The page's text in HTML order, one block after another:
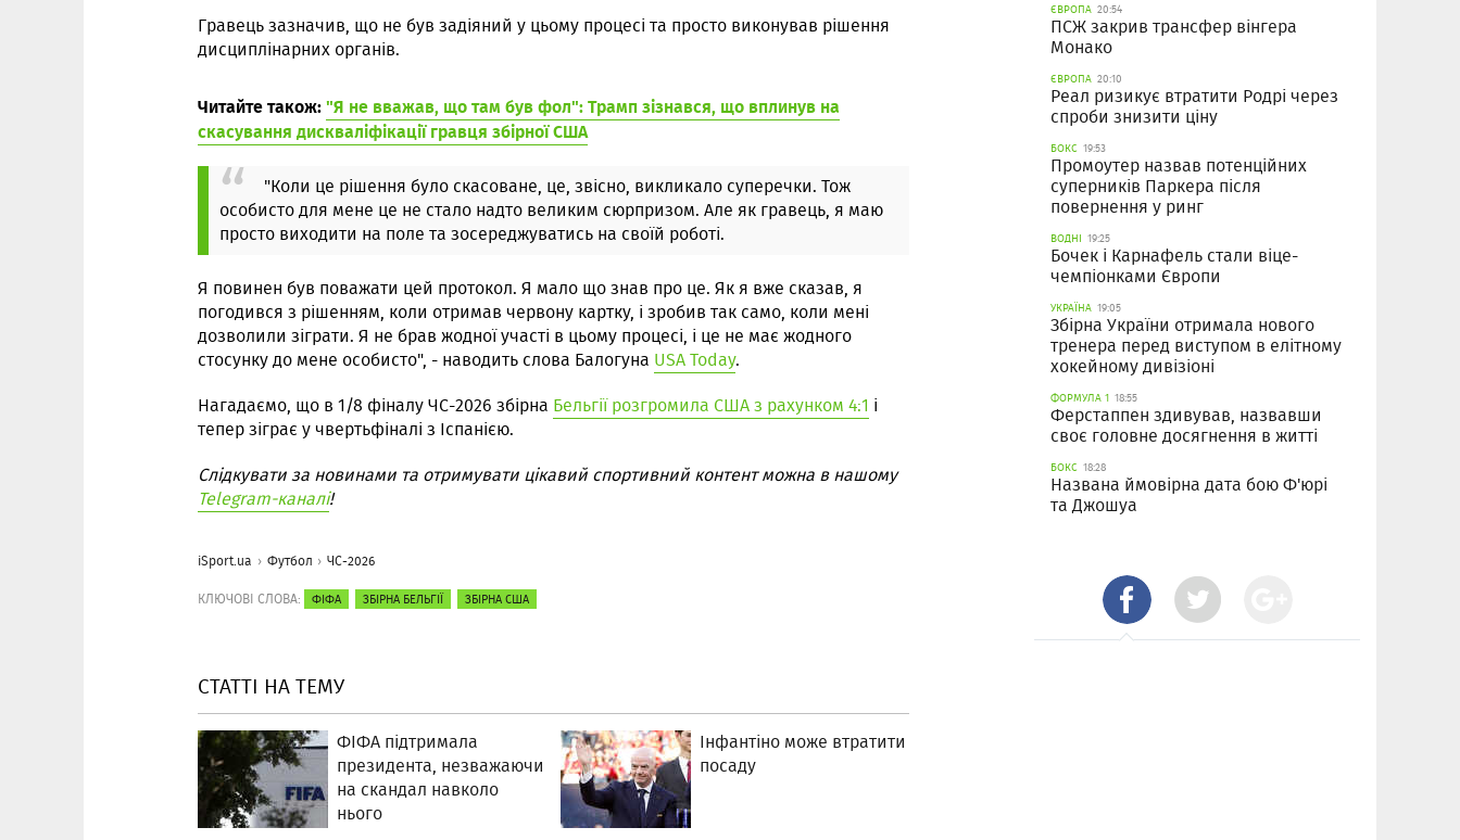
Гравець зазначив, що не був задіяний у цьому процесі та просто виконував рішення
дисциплінарних органів.
Читайте також:"Я не вважав, що там був фол": Трамп зізнався, що вплинув на
скасування дискваліфікації гравця збірної США
"Коли це рішення було скасоване, це, звісно, викликало суперечки. Тож
особисто для мене це не стало надто великим сюрпризом. Але як гравець, я маю
просто виходити на поле та зосереджуватись на своїй роботі.
Я повинен був поважати цей протокол. Я мало що знав про це. Як я вже сказав, я
погодився з рішенням, коли отримав червону картку, і зробив так само, коли мені
дозволили зіграти. Я не брав жодної участі в цьому процесі, і це не має жодного
стосунку до мене особисто", - наводить слова Балогуна USA Today.
Нагадаємо, що в 1/8 фіналу ЧС-2026 збірна Бельгії розгромила США з рахунком 4:1 і
тепер зіграє у чвертьфіналі з Іспанією.
Слідкувати за новинами та отримувати цікавий спортивний контент можна в нашому
Telegram-каналі!
iSport.ua Футбол ЧС-2026
КЛЮЧОВІ СЛОВА: ФІФА ЗБІРНА БЕЛЬГІЇ ЗБІРНА США
СТАТТІ НА ТЕМУ
ФІФА підтримала
президента, незважаючи
на скандал навколо
нього
Інфантіно може втратити
посаду
ЄВРОПА 20:54
ПСЖ закрив трансфер вінгера
Монако
ЄВРОПА 20:10
Реал ризикує втратити Родрі через
спроби знизити ціну
БОКС 19:53
Промоутер назвав потенційних
суперників Паркера після
повернення у ринг
ВОДНІ 19:25
Бочек і Карнафель стали віце-
чемпіонками Європи
УКРАЇНА 19:05
Збірна України отримала нового
тренера перед виступом в елітному
хокейному дивізіоні
ФОРМУЛА 1 18:55
Ферстаппен здивував, назвавши
своє головне досягнення в житті
БОКС 18:28
Названа ймовірна дата бою Ф'юрі
та Джошуа